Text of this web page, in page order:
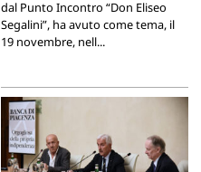
dal Punto Incontro “Don Eliseo
Segalini”, ha avuto come tema, il
19 novembre, nell...